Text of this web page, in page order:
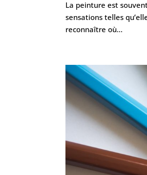
La peinture est
sensations telles
reconnaître où...